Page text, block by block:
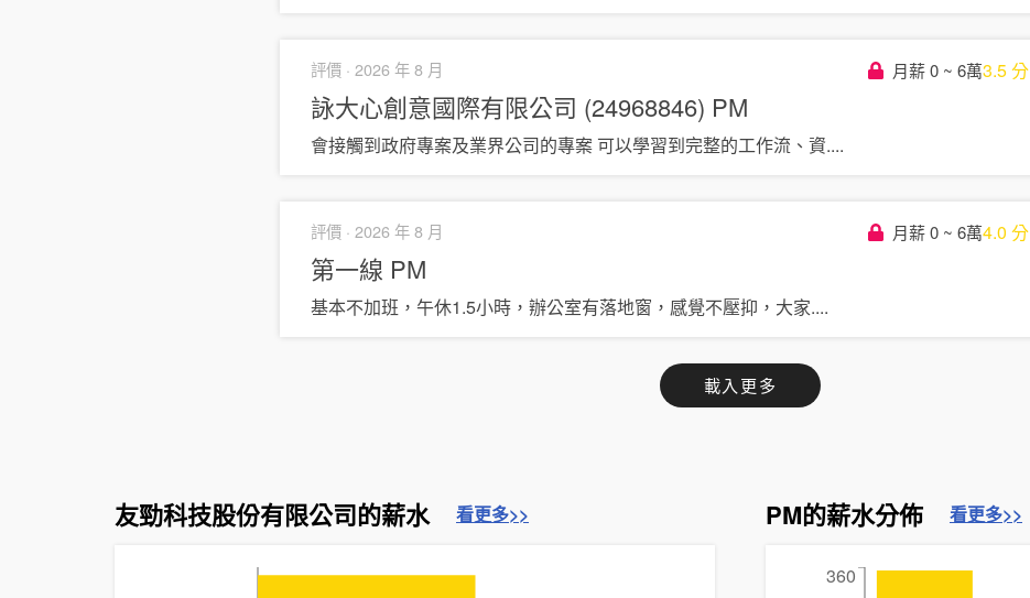
評價 · 2026 年 8 月 月薪 0 ~ 6萬3.5分
詠大心創意國際有限公司 (24968846) PM
會接觸到政府專案及業界公司的專案 可以學習到完整的工作流、資....
評價 · 2026 年 8 月 月薪 0 ~ 6萬4.0 分
第一線 PM
基本不加班，午休1.5小時，辦公室有落地窗，感覺不壓抑，大家....
載入更多
友勁科技股份有限公司的薪水 看更多>> PM的薪水分佈 看更多>>
360